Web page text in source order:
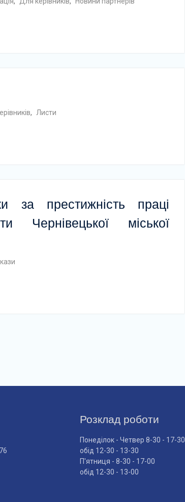
, Листи
за престижність праці
Чернівецької міської
Розклад роботи
Понеділок - Четвер 8-30 - 17-30
обід 12-30 - 13-30
П'ятниця - 8-30 - 17-00
обід 12-30 - 13-00